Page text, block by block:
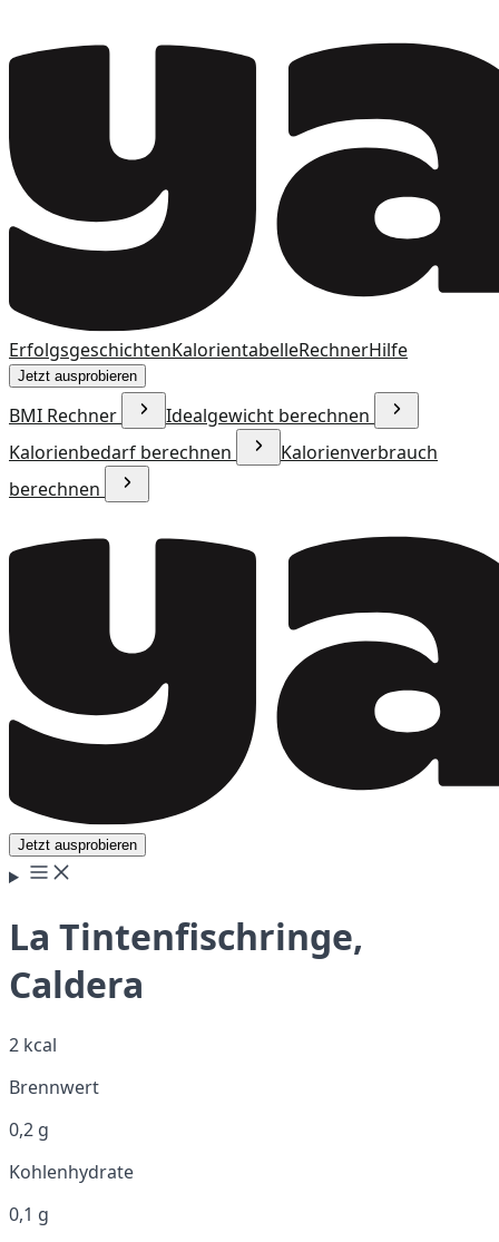
ErfolgsgeschichtenKalorientabelleRechnerHilfe
Jetzt ausprobieren
BMI Rechner
Idealgewicht berechnen
Kalorienbedarf berechnen
Kalorienverbrauch
berechnen
Jetzt ausprobieren
La Tintenfischringe,
Caldera
2 kcal
Brennwert
0,2 g
Kohlenhydrate
0,1 g